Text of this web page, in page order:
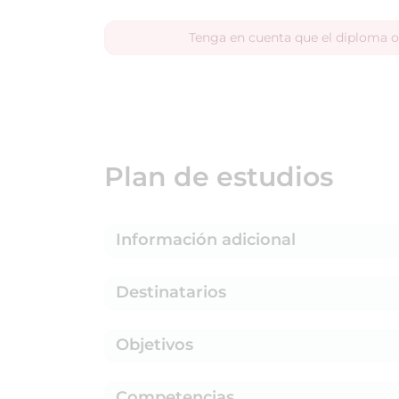
Tenga en cuenta que el diploma
Plan de estudios
Información adicional
Destinatarios
Objetivos